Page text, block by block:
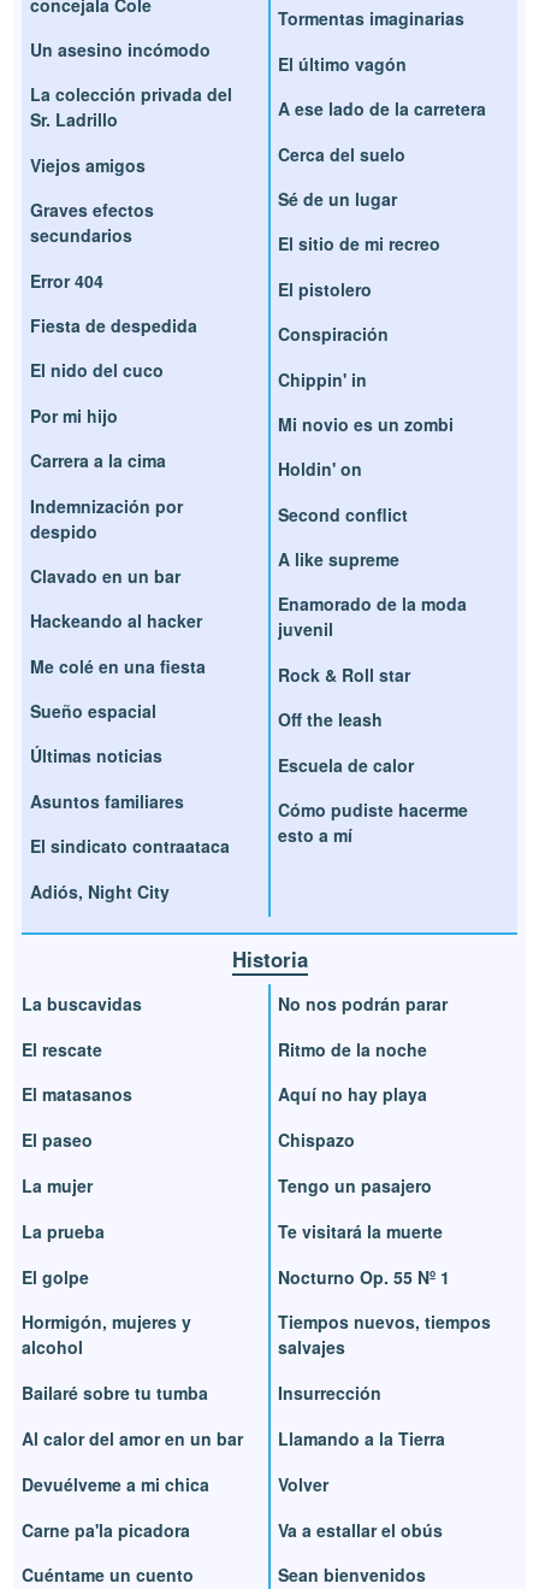
Un asesino incómodo
La colección privada del
Sr. Ladrillo
Viejos amigos
Graves efectos
secundarios
Error 404
Fiesta de despedida
El nido del cuco
Por mi hijo
Carrera a la cima
Indemnización por
despido
Clavado en un bar
Hackeando al hacker
Me colé en una fiesta
Sueño espacial
Últimas noticias
Asuntos familiares
El sindicato contraataca
Adiós, Night City
Tormentas imaginarias
El último vagón
A ese lado de la carretera
Cerca del suelo
Sé de un lugar
El sitio de mi recreo
El pistolero
Conspiración
Chippin' in
Mi novio es un zombi
Holdin' on
Second conflict
A like supreme
Enamorado de la moda
juvenil
Rock & Roll star
Off the leash
Escuela de calor
Cómo pudiste hacerme
esto a mí
Historia
La buscavidas
El rescate
El matasanos
El paseo
La mujer
La prueba
El golpe
Hormigón, mujeres y
alcohol
Bailaré sobre tu tumba
Al calor del amor en un bar
Devuélveme a mi chica
Carne pa'la picadora
Cuéntame un cuento
No nos podrán parar
Ritmo de la noche
Aquí no hay playa
Chispazo
Tengo un pasajero
Te visitará la muerte
Nocturno Op. 55 Nº 1
Tiempos nuevos, tiempos
salvajes
Insurrección
Llamando a la Tierra
Volver
Va a estallar el obús
Sean bienvenidos